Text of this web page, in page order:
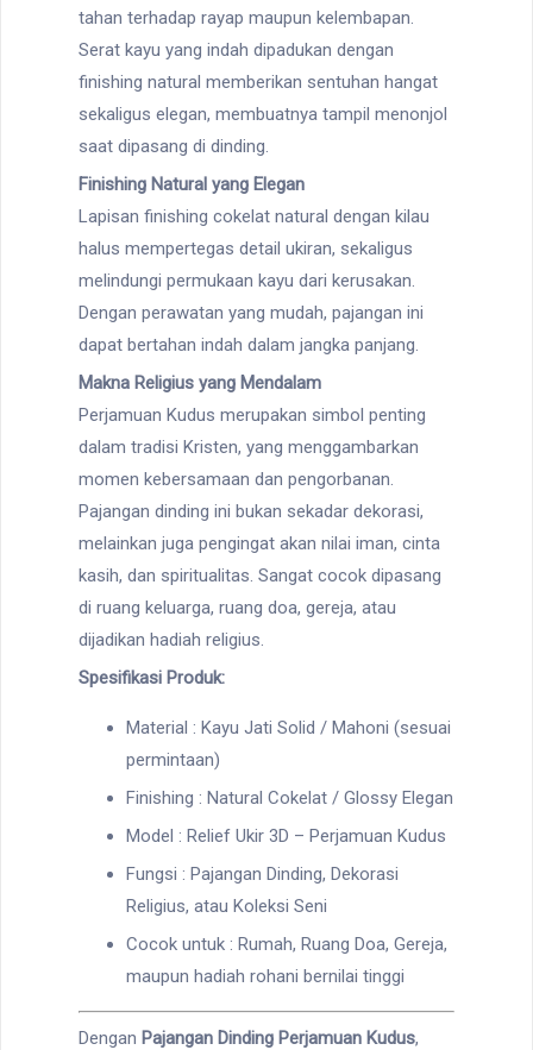
tahan terhadap rayap maupun kelembapan.
Serat kayu yang indah dipadukan dengan
finishing natural memberikan sentuhan hangat
sekaligus elegan, membuatnya tampil menonjol
saat dipasang di dinding.
Finishing Natural yang Elegan
Lapisan finishing cokelat natural dengan kilau
halus mempertegas detail ukiran, sekaligus
melindungi permukaan kayu dari kerusakan.
Dengan perawatan yang mudah, pajangan ini
dapat bertahan indah dalam jangka panjang.
Makna Religius yang Mendalam
Perjamuan Kudus merupakan simbol penting
dalam tradisi Kristen, yang menggambarkan
momen kebersamaan dan pengorbanan.
Pajangan dinding ini bukan sekadar dekorasi,
melainkan juga pengingat akan nilai iman, cinta
kasih, dan spiritualitas. Sangat cocok dipasang
di ruang keluarga, ruang doa, gereja, atau
dijadikan hadiah religius.
Spesifikasi Produk:
Material : Kayu Jati Solid / Mahoni (sesuai
permintaan)
Finishing : Natural Cokelat / Glossy Elegan
Model : Relief Ukir 3D – Perjamuan Kudus
Fungsi : Pajangan Dinding, Dekorasi
Religius, atau Koleksi Seni
Cocok untuk : Rumah, Ruang Doa, Gereja,
maupun hadiah rohani bernilai tinggi
Dengan Pajangan Dinding Perjamuan Kudus,